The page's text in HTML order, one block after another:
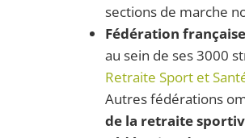
sections de marche
Fédération
au sein de ses 3000
Retraite Sport et
Autres fédérations
de la retraite